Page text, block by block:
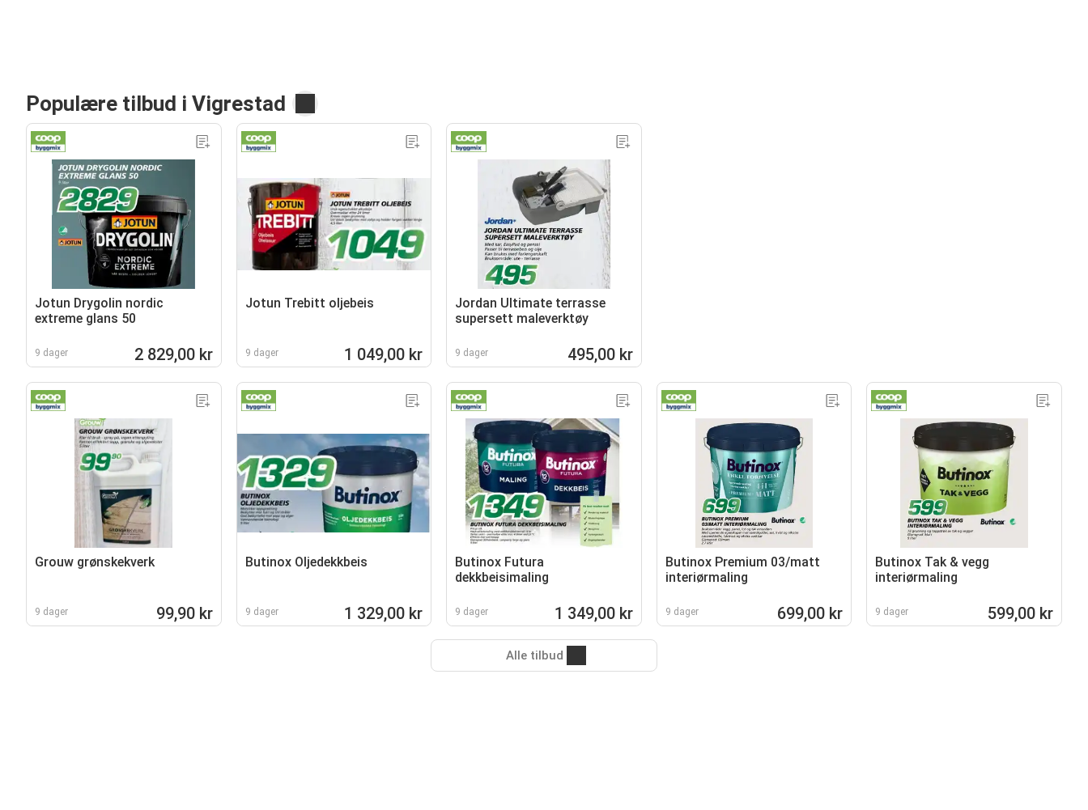
Populære tilbud i Vigrestad
Jotun Drygolin nordic
extreme glans 50
9 dager 2 829,00 kr
Jotun Trebitt oljebeis
9 dager 1 049,00 kr
Jordan Ultimate terrasse
supersett maleverktøy
9 dager 495,00 kr
Grouw grønskekverk
9 dager 99,90 kr
Butinox Oljedekkbeis
9 dager 1 329,00 kr
Butinox Futura
dekkbeisimaling
9 dager 1 349,00 kr
Butinox Premium 03/matt
interiørmaling
9 dager 699,00 kr
Butinox Tak & vegg
interiørmaling
9 dager 599,00 kr
Alle tilbud